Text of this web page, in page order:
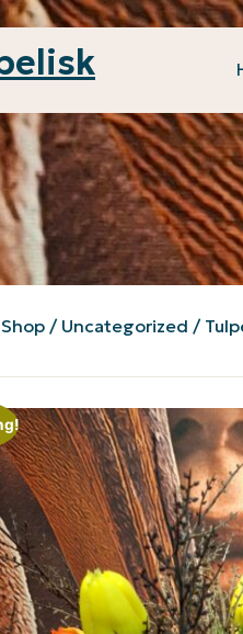
Shop / Uncategorized /